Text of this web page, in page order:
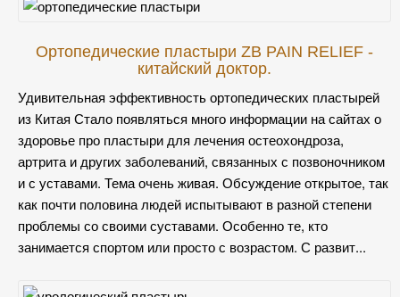
Ортопедические пластыри ZB PAIN RELIEF -
китайский доктор.
Удивительная эффективность ортопедических пластырей
из Китая Стало появляться много информации на сайтах о
здоровье про пластыри для лечения остеохондроза,
артрита и других заболеваний, связанных с позвоночником
и с уставами. Тема очень живая. Обсуждение открытое, так
как почти половина людей испытывают в разной степени
проблемы со своими суставами. Особенно те, кто
занимается спортом или просто с возрастом. С развит...